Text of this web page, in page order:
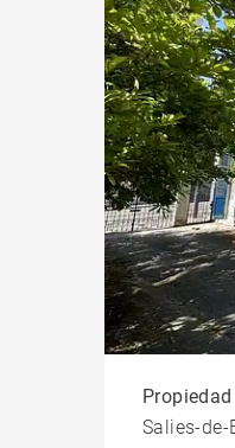
Propiedad
Salies-de-